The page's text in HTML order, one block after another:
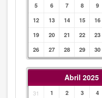
5 6 7 8 9
12
13 14 15 16
19
20 21 22 23
26
27 28 29 30
Abril 2025
31 1 2 3 4